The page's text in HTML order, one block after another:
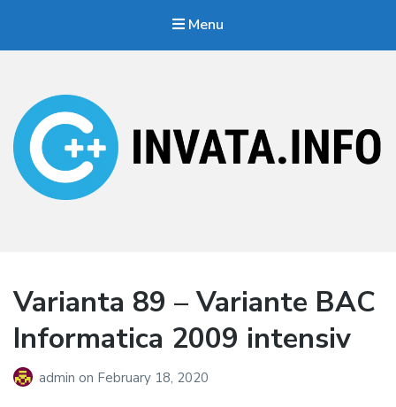
Menu
Varianta 89 – Variante BAC
Informatica 2009 intensiv
admin on February 18, 2020